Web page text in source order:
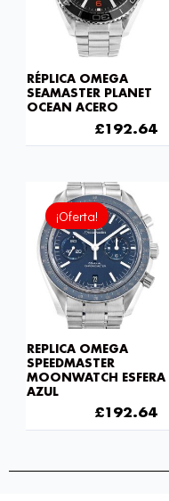
RÉPLICA OMEGA
SEAMASTER PLANET
OCEAN ACERO
£192.64
¡Oferta!
REPLICA OMEGA
SPEEDMASTER
MOONWATCH ESFERA
AZUL
El
precio
original
era:
£301.00.
£192.64